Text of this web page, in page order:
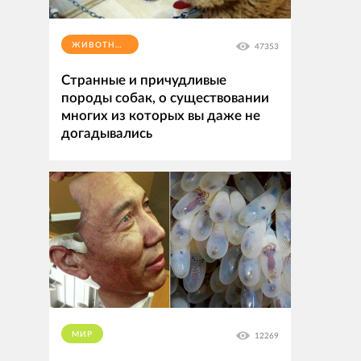
ЖИВОТНЫЕ 47353
Странные и причудливые
породы собак, о существовании
многих из которых вы даже не
догадывались
МИР 12269